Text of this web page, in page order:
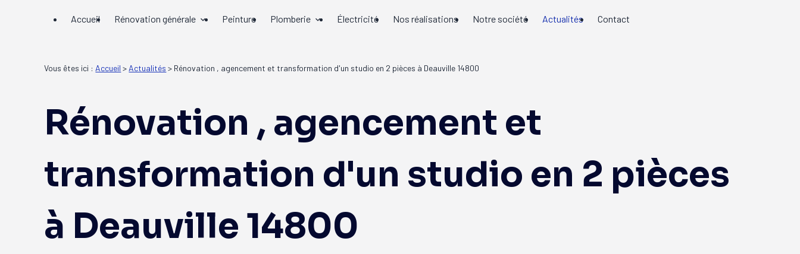
Accueil Rénovation générale Peinture Plomberie Électricité Nos réalisations Notre société Actualités Contact
Vous êtes ici : Accueil > Actualités > Rénovation , agencement et transformation d'un studio en 2 pièces à Deauville 14800
Rénovation , agencement et
transformation d'un studio en 2 pièces
à Deauville 14800